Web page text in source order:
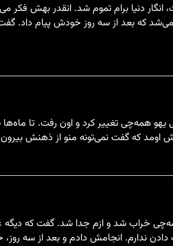
دنیا برام تموم شد. انقدر بهش
نمی‌شد که بعد از سه روز خودش پیام
یهو همه‌چی تغییر کرد و اون رفت. تا
اومد که گفت نمی‌تونه منو از ذهنش
خراب شد و ازم جدا شد. گفت که دیگه
ندارم. انجامش دادم و بعد از سه